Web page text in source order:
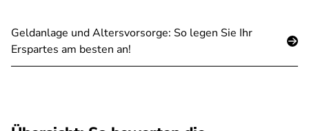
Geldanlage und Altersvorsorge: So legen Sie Ihr
Erspartes am besten an!